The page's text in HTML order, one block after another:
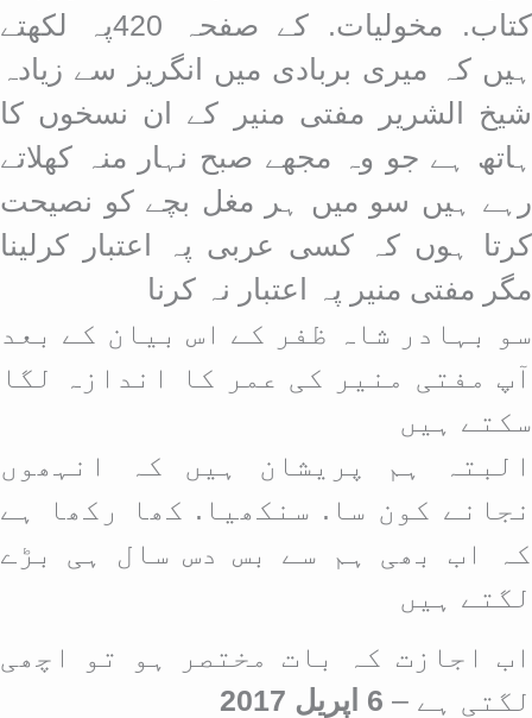
کتاب. مخولیات. کے صفحہ 420پہ لکھتے
ہیں کہ میری بربادی میں انگریز سے زیادہ
شیخ الشریر مفتی منیر کے ان نسخوں کا
ہاتھ ہے جو وہ مجھے صبح نہار منہ کھلاتے
رہے ہیں سو میں ہر مغل بچے کو نصیحت
کرتا ہوں کہ کسی عربی پہ اعتبار کرلینا
مگر مفتی منیر پہ اعتبار نہ کرنا
سو بہادر شاہ ظفر کے اس بیان کے بعد
آپ مفتی منیر کی عمر کا اندازہ لگا
سکتے ہیں
البتہ ہم پریشان ہیں کہ انہھوں
نجانے کون سا. سنکھیا. کھا رکھا ہے
کہ اب بھی ہم سے بس دس سال ہی بڑے
لگتے ہیں
اب اجازت کہ بات مختصر ہو تو اچھی
لگتی ہے – 6 اپریل 2017